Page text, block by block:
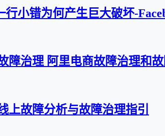
行小错为何产生巨大破坏-
障治理 阿里电商故障治理和
上故障分析与故障治理指引